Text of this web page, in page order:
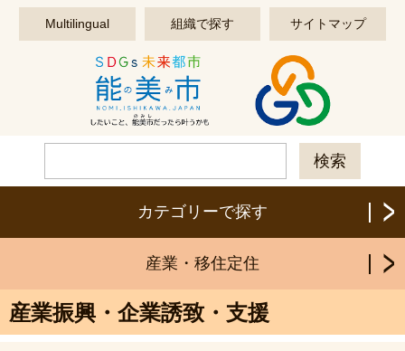
このページの本文へ移動する
Multilingual 組織で探す サイトマップ
カテゴリーで探す
産業振興・企業誘致・支援
産業・移住定住